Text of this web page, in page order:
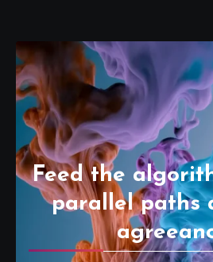
Feed the
parallel paths